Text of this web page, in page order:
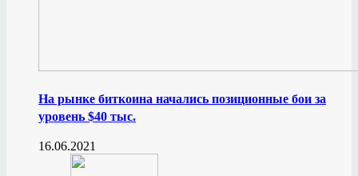
На рынке биткоина начались позиционные бои за
уровень $40 тыс.
16.06.2021